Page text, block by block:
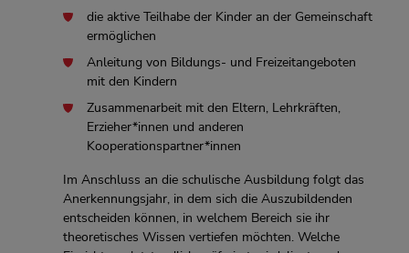
die aktive Teilhabe der Kinder an der Gemeinschaft
ermöglichen
Anleitung von Bildungs- und Freizeitangeboten
mit den Kindern
Zusammenarbeit mit den Eltern, Lehrkräften,
Erzieher*innen und anderen
Kooperationspartner*innen
Im Anschluss an die schulische Ausbildung folgt das
Anerkennungsjahr, in dem sich die Auszubildenden
entscheiden können, in welchem Bereich sie ihr
theoretisches Wissen vertiefen möchten. Welche